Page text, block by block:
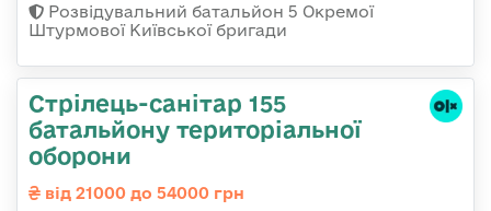
Розвідувальний батальйон 5 Окремої
Штурмової Київської бригади
Стрілець-санітар 155
батальйону територіальної
оборони
від 21000 до 54000 грн